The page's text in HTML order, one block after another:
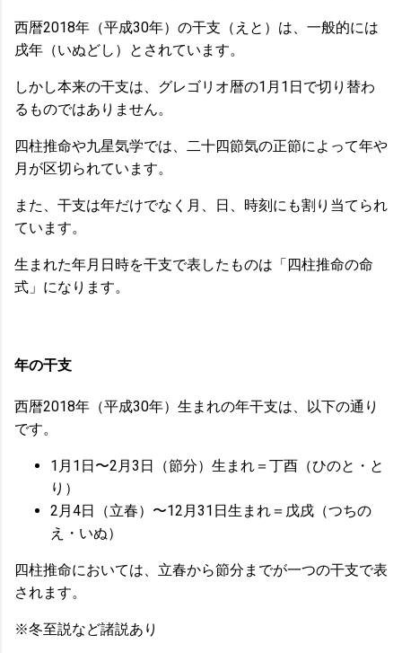
西暦2018年（平成30年）の干支（えと）は、一般的には
戌年（いぬどし）とされています。
しかし本来の干支は、グレゴリオ暦の1月1日で切り替わ
るものではありません。
四柱推命や九星気学では、二十四節気の正節によって年や
月が区切られています。
また、干支は年だけでなく月、日、時刻にも割り当てられ
ています。
生まれた年月日時を干支で表したものは「四柱推命の命
式」になります。
年の干支
西暦2018年（平成30年）生まれの年干支は、以下の通り
です。
1月1日〜2月3日（節分）生まれ＝丁酉（ひのと・と
り）
2月4日（立春）〜12月31日生まれ＝戊戌（つちの
え・いぬ）
四柱推命においては、立春から節分までが一つの干支で表
されます。
※冬至説など諸説あり